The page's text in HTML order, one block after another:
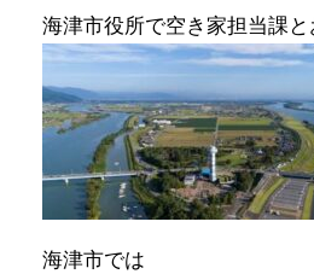
海津市役所で空き家担当課と
海津市では